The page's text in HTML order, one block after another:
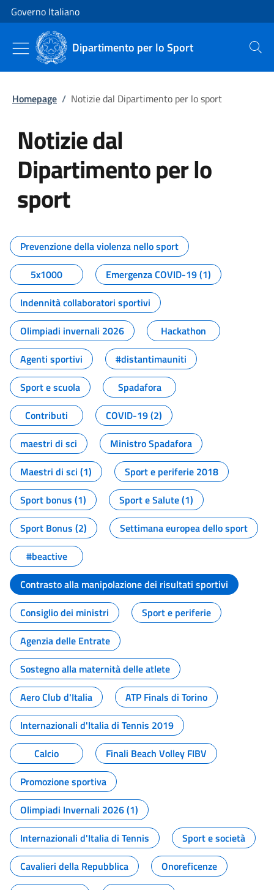
Vai al contenuto
Vai alla navigazione del sito
Governo Italiano
Dipartimento per lo Sport Cerca
Homepage / Notizie dal Dipartimento per lo sport
Notizie dal
Dipartimento per lo
sport
Tutti i contenuti della pagina
Prevenzione della violenza nello sport
5x1000
Emergenza COVID-19 (1)
Indennità collaboratori sportivi
Olimpiadi invernali 2026
Hackathon
Agenti sportivi
#distantimauniti
Sport e scuola
Spadafora
Contributi
COVID-19 (2)
maestri di sci
Ministro Spadafora
Maestri di sci (1)
Sport e periferie 2018
Sport bonus (1)
Sport e Salute (1)
Sport Bonus (2)
Settimana europea dello sport
#beactive
Contrasto alla manipolazione dei risultati sportivi
Consiglio dei ministri
Sport e periferie
Agenzia delle Entrate
Sostegno alla maternità delle atlete
Aero Club d'Italia
ATP Finals di Torino
Internazionali d'Italia di Tennis 2019
Calcio
Finali Beach Volley FIBV
Promozione sportiva
Olimpiadi Invernali 2026 (1)
Internazionali d'Italia di Tennis
Sport e società
Cavalieri della Repubblica
Onoreficenze